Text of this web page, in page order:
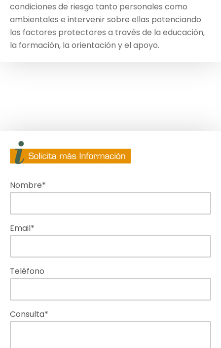
condiciones de riesgo tanto personales como
ambientales e intervenir sobre ellas potenciando
los factores protectores a través de la educación,
la formación, la orientación y el apoyo.
Nombre*
Email*
Teléfono
Consulta*